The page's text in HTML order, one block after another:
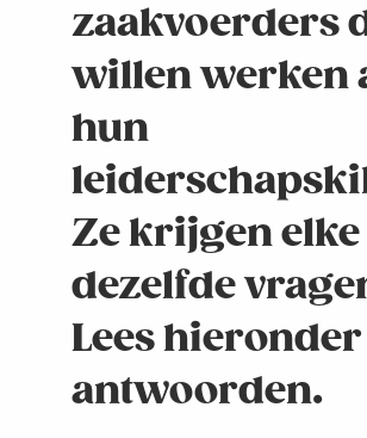
zaakvoerders
willen werken
hun
Ze krijgen
dezelfde
Lees
antwoorden.